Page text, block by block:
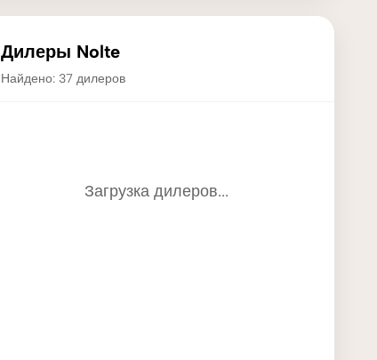
Дилеры Nolte
Найдено: 37 дилеров
Загрузка дилеров...